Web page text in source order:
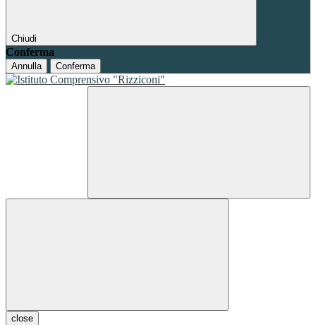
Chiudi
Conferma
Annulla Conferma
close